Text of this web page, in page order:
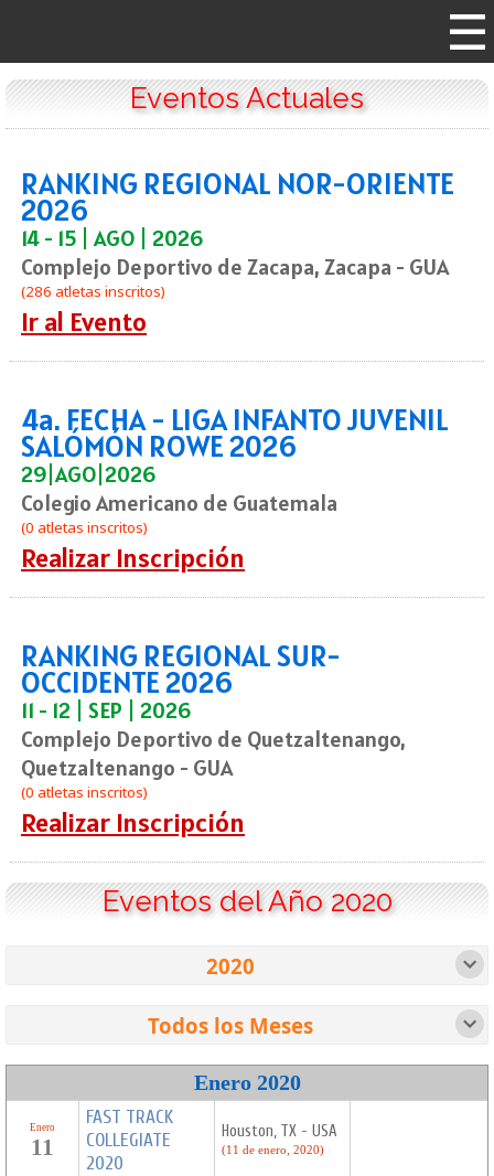
Eventos Actuales
RANKING REGIONAL NOR-ORIENTE
2026
14 - 15 | AGO | 2026
Complejo Deportivo de Zacapa, Zacapa - GUA
(286 atletas inscritos)
Ir al Evento
4a. FECHA - LIGA INFANTO JUVENIL
SALÓMÓN ROWE 2026
29|AGO|2026
Colegio Americano de Guatemala
(0 atletas inscritos)
Realizar Inscripción
RANKING REGIONAL SUR-
OCCIDENTE 2026
11 - 12 | SEP | 2026
Complejo Deportivo de Quetzaltenango,
Quetzaltenango - GUA
(0 atletas inscritos)
Realizar Inscripción
Eventos del Año 2020
2020
38 eventos
47 eventos 57 eventos
2019
50 eventos
2020
16 eventos 55 eventos 65 eventos
2023
93 eventos
2024
40 eventos
2025
25 eventos
2026
17 eventos
Todos los Meses
6 eventos 3 eventos
Todos
16 eventos
Enero 2020
Enero
11
FAST TRACK
COLLEGIATE
2020
Houston, TX - USA
(11 de enero, 2020)